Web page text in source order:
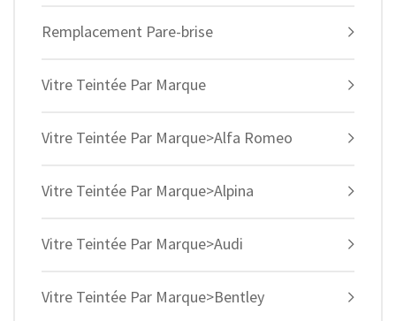
Remplacement Pare-brise
Vitre Teintée Par Marque
Vitre Teintée Par Marque>Alfa Romeo
Vitre Teintée Par Marque>Alpina
Vitre Teintée Par Marque>Audi
Vitre Teintée Par Marque>Bentley